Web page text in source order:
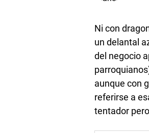
Ni con
un delantal
del negocio
aunque con
referirse a
tentador